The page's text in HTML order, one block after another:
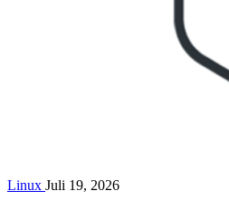
Linux Juli 19, 2026